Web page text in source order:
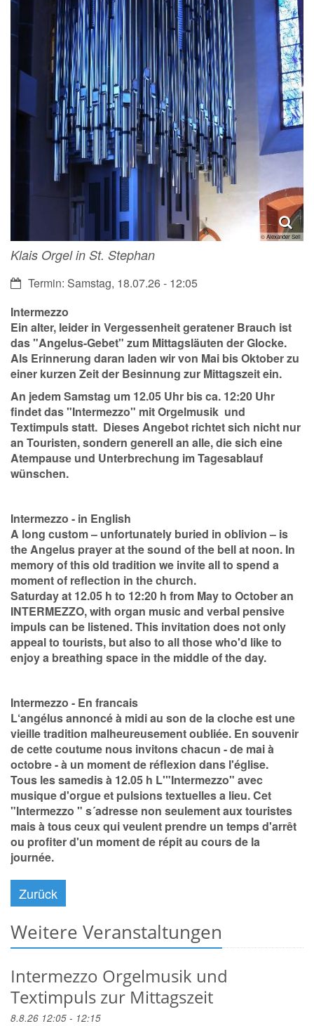
© Alexander Sell
Klais Orgel in St. Stephan
Datum:Termin: Samstag, 18.07.26 - 12:05
Intermezzo
Ein alter, leider in Vergessenheit geratener Brauch ist
das "Angelus-Gebet" zum Mittagsläuten der Glocke.
Als Erinnerung daran laden wir von Mai bis Oktober zu
einer kurzen Zeit der Besinnung zur Mittagszeit ein.
An jedem Samstag um 12.05 Uhr bis ca. 12:20 Uhr
findet das "Intermezzo" mit Orgelmusik und
Textimpuls statt. Dieses Angebot richtet sich nicht nur
an Touristen, sondern generell an alle, die sich eine
Atempause und Unterbrechung im Tagesablauf
wünschen.
Intermezzo - in English
A long custom – unfortunately buried in oblivion – is
the Angelus prayer at the sound of the bell at noon. In
memory of this old tradition we invite all to spend a
moment of reflection in the church.
Saturday at 12.05 h to 12:20 h from May to October an
INTERMEZZO, with organ music and verbal pensive
impuls can be listened. This invitation does not only
appeal to tourists, but also to all those who'd like to
enjoy a breathing space in the middle of the day.
Intermezzo - En francais
L‘angélus annoncé à midi au son de la cloche est une
vieille tradition malheureusement oubliée. En souvenir
de cette coutume nous invitons chacun - de mai à
octobre - à un moment de réflexion dans l'église.
Tous les samedis à 12.05 h L'"Intermezzo" avec
musique d'orgue et pulsions textuelles a lieu. Cet
"Intermezzo " s´adresse non seulement aux touristes
mais à tous ceux qui veulent prendre un temps d'arrêt
ou profiter d'un moment de répit au cours de la
journée.
Zurück
Weitere Veranstaltungen
Intermezzo Orgelmusik und
Textimpuls zur Mittagszeit
8.8.26 12:05 - 12:15